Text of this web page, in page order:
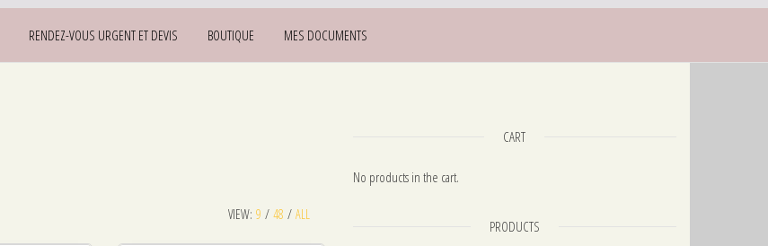
RENDEZ-VOUS URGENT ET DEVIS BOUTIQUE MES DOCUMENTS
VIEW: 9 / 48 / ALL
CART
No products in the cart.
PRODUCTS